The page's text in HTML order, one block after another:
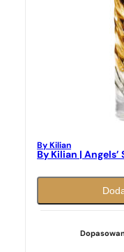
By Kilian
By Kilian | Angels’